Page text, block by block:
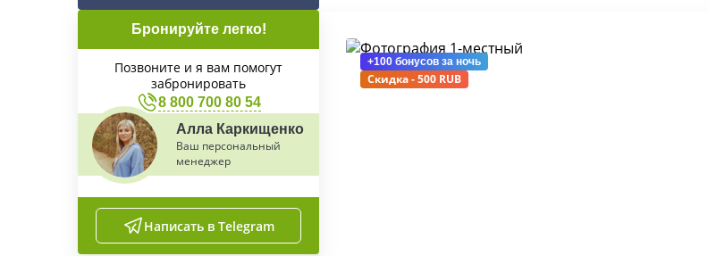
Бронируйте легко!
Позвоните и я вам помогут
забронировать
8 800 700 80 54
Алла Каркищенко
Ваш персональный
менеджер
Написать в Telegram
+100 бонусов за ночь
Скидка - 500 RUB